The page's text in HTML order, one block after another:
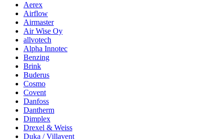
Aerex
Airflow
Airmaster
Air Wise Oy
allvotech
Alpha Innotec
Benzing
Brink
Buderus
Cosmo
Covent
Danfoss
Dantherm
Dimplex
Drexel & Weiss
Duka / Villavent